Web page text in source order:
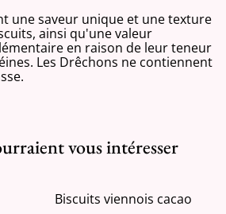
une saveur unique et une texture
ainsi qu'une valeur
en raison de leur teneur
Les Drêchons ne contiennent
vous intéresser
Biscuits viennois cacao